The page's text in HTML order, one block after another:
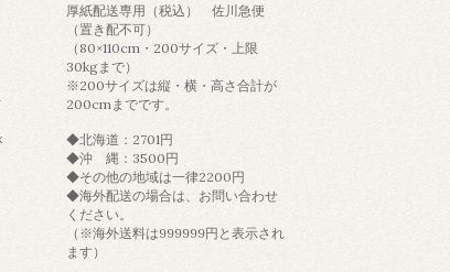
厚紙配送専用（税込） 佐川急便
（置き配不可）
（80×110cm・200サイズ・上限
30kgまで）
※200サイズは縦・横・高さ合計が
200cmまでです。
◆北海道：2701円
◆沖 縄：3500円
◆その他の地域は一律2200円
◆海外配送の場合は、お問い合わせ
ください。
（※海外送料は999999円と表示され
ます）